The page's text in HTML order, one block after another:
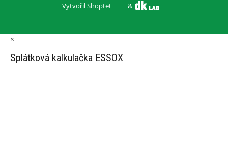
Vytvořil Shoptet &
×
Splátková kalkulačka ESSOX